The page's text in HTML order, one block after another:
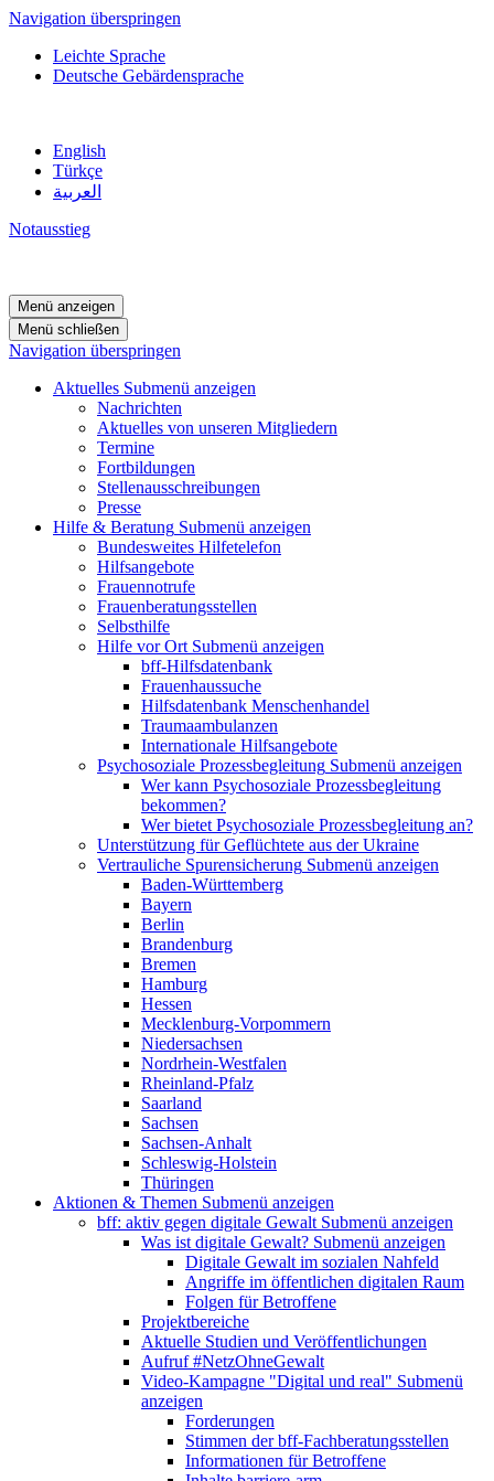
Navigation überspringen
Leichte Sprache
Deutsche Gebärdensprache
English
Türkçe
العربية
Notausstieg
Menü anzeigen
Menü schließen
Navigation überspringen
Aktuelles Submenü anzeigen
Nachrichten
Aktuelles von unseren Mitgliedern
Termine
Fortbildungen
Stellenausschreibungen
Presse
Hilfe & Beratung Submenü anzeigen
Bundesweites Hilfetelefon
Hilfsangebote
Frauennotrufe
Frauenberatungsstellen
Selbsthilfe
Hilfe vor Ort Submenü anzeigen
bff-Hilfsdatenbank
Frauenhaussuche
Hilfsdatenbank Menschenhandel
Traumaambulanzen
Internationale Hilfsangebote
Psychosoziale Prozessbegleitung Submenü anzeigen
Wer kann Psychosoziale Prozessbegleitung
bekommen?
Wer bietet Psychosoziale Prozessbegleitung an?
Unterstützung für Geflüchtete aus der Ukraine
Vertrauliche Spurensicherung Submenü anzeigen
Baden-Württemberg
Bayern
Berlin
Brandenburg
Bremen
Hamburg
Hessen
Mecklenburg-Vorpommern
Niedersachsen
Nordrhein-Westfalen
Rheinland-Pfalz
Saarland
Sachsen
Sachsen-Anhalt
Schleswig-Holstein
Thüringen
Aktionen & Themen Submenü anzeigen
bff: aktiv gegen digitale Gewalt Submenü anzeigen
Was ist digitale Gewalt? Submenü anzeigen
Digitale Gewalt im sozialen Nahfeld
Angriffe im öffentlichen digitalen Raum
Folgen für Betroffene
Projektbereiche
Aktuelle Studien und Veröffentlichungen
Aufruf #NetzOhneGewalt
Video-Kampagne "Digital und real" Submenü
anzeigen
Forderungen
Stimmen der bff-Fachberatungsstellen
Informationen für Betroffene